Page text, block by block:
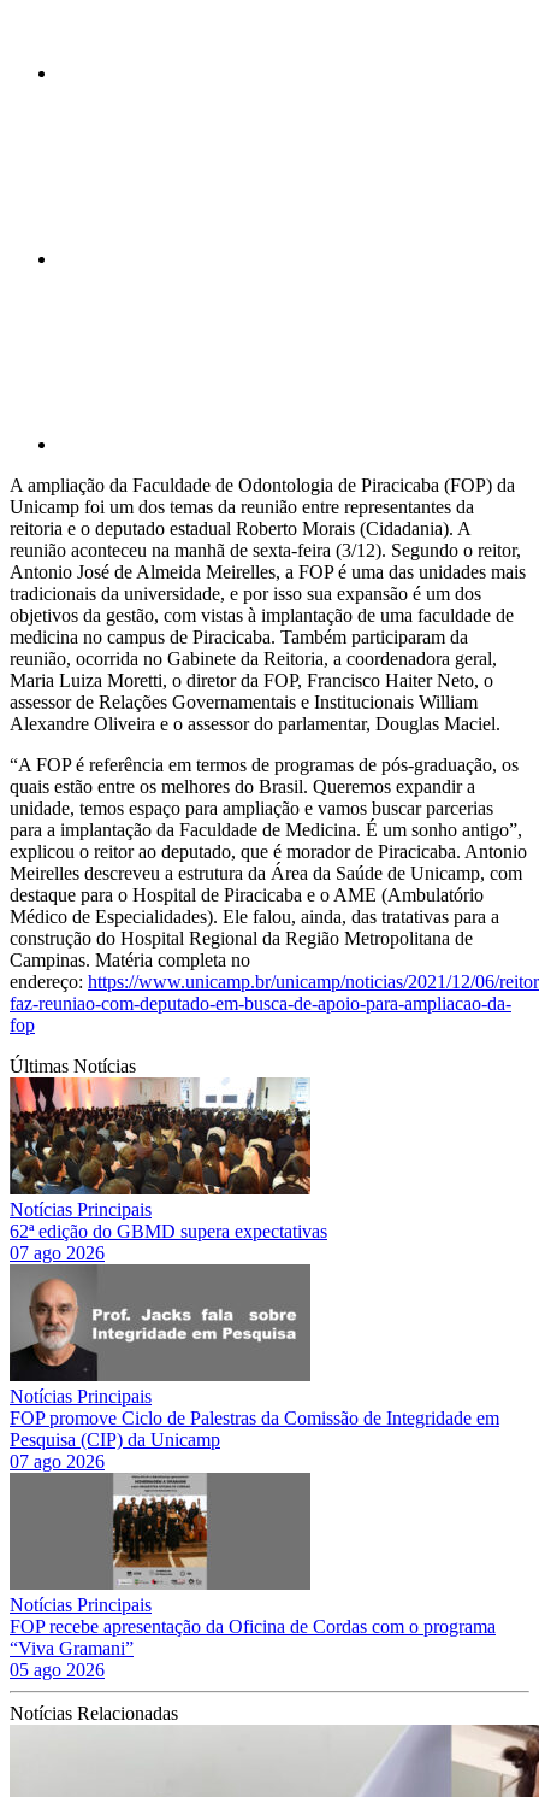
A ampliação da Faculdade de Odontologia de Piracicaba (FOP) da
Unicamp foi um dos temas da reunião entre representantes da
reitoria e o deputado estadual Roberto Morais (Cidadania). A
reunião aconteceu na manhã de sexta-feira (3/12). Segundo o reitor,
Antonio José de Almeida Meirelles, a FOP é uma das unidades mais
tradicionais da universidade, e por isso sua expansão é um dos
objetivos da gestão, com vistas à implantação de uma faculdade de
medicina no campus de Piracicaba. Também participaram da
reunião, ocorrida no Gabinete da Reitoria, a coordenadora geral,
Maria Luiza Moretti, o diretor da FOP, Francisco Haiter Neto, o
assessor de Relações Governamentais e Institucionais William
Alexandre Oliveira e o assessor do parlamentar, Douglas Maciel.
“A FOP é referência em termos de programas de pós-graduação, os
quais estão entre os melhores do Brasil. Queremos expandir a
unidade, temos espaço para ampliação e vamos buscar parcerias
para a implantação da Faculdade de Medicina. É um sonho antigo”,
explicou o reitor ao deputado, que é morador de Piracicaba. Antonio
Meirelles descreveu a estrutura da Área da Saúde de Unicamp, com
destaque para o Hospital de Piracicaba e o AME (Ambulatório
Médico de Especialidades). Ele falou, ainda, das tratativas para a
construção do Hospital Regional da Região Metropolitana de
Campinas. Matéria completa no
endereço: https://www.unicamp.br/unicamp/noticias/2021/12/06/
faz-reuniao-com-deputado-em-busca-de-apoio-para-ampliacao-da-
fop
Últimas Notícias
Notícias Principais
62ª edição do GBMD supera expectativas
07 ago 2026
Notícias Principais
FOP promove Ciclo de Palestras da Comissão de Integridade em
Pesquisa (CIP) da Unicamp
07 ago 2026
Notícias Principais
FOP recebe apresentação da Oficina de Cordas com o programa
“Viva Gramani”
05 ago 2026
Notícias Relacionadas